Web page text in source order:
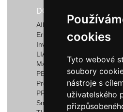
cookies
Tyto webové
soubory
nástroje s
uživatelského
cookies
Tyto webové
soubory
nástroje s
uživatelského
DODAVATELÉ
AIRTECT Plastic Leak
Ermanno Balzi S.r.l.
Invotec Solutions Limited
LIAD Weighing and Control
Marquardt GmbH & Co. KG
PEDROTTI NORMALIZZATI
Progressive Components
PROMEC FITTINGS S.R.L.
Smartflow